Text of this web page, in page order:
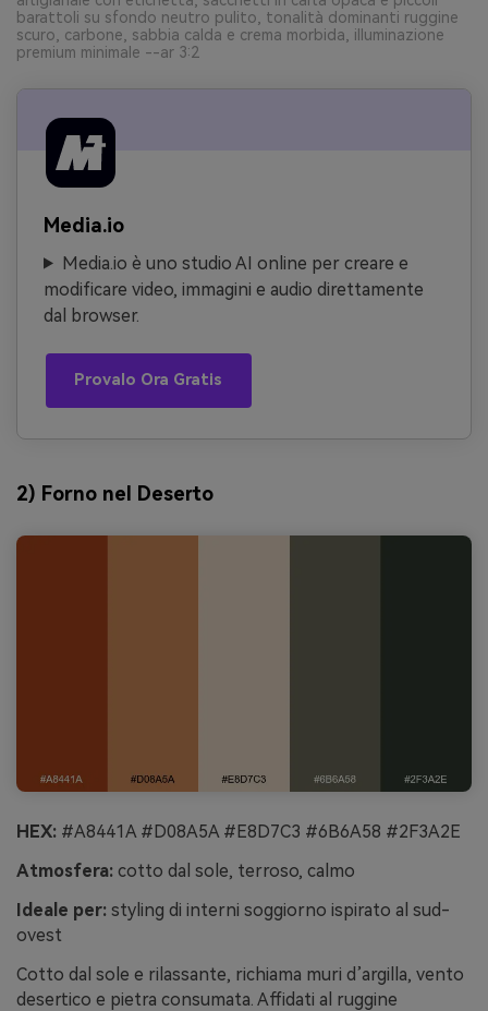
barattoli su sfondo neutro pulito, tonalità dominanti ruggine
scuro, carbone, sabbia calda e crema morbida, illuminazione
premium minimale --ar 3:2
Media.io
Media.io è uno studio AI online per creare e
modificare video, immagini e audio direttamente
dal browser.
Provalo Ora Gratis
2) Forno nel Deserto
HEX: #A8441A #D08A5A #E8D7C3 #6B6A58 #2F3A2E
Atmosfera: cotto dal sole, terroso, calmo
Ideale per: styling di interni soggiorno ispirato al sud-
ovest
Cotto dal sole e rilassante, richiama muri d’argilla, vento
desertico e pietra consumata. Affidati al ruggine